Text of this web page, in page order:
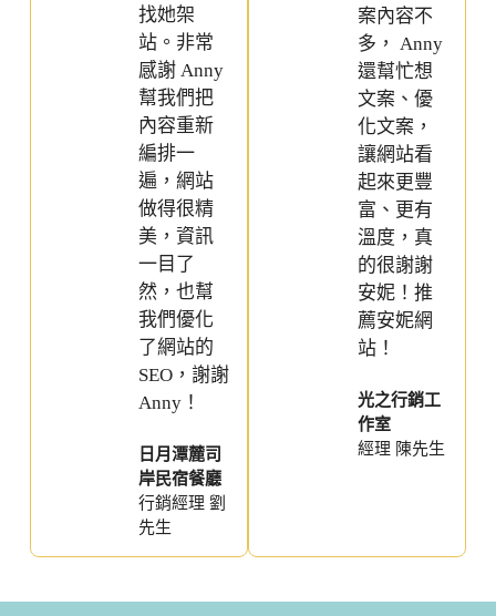
找她架
站。非常
感謝 Anny
幫我們把
內容重新
編排一
遍，網站
做得很精
美，資訊
一目了
然，也幫
我們優化
了網站的
SEO，謝謝
Anny！
日月潭麓司
岸民宿餐廳
行銷經理 劉
先生
案內容不
多， Anny
還幫忙想
文案、優
化文案，
讓網站看
起來更豐
富、更有
溫度，真
的很謝謝
安妮！推
薦安妮網
站！
光之行銷工
作室
經理 陳先生